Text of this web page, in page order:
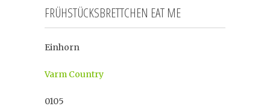
FRÜHSTÜCKSBRETTCHEN EAT ME
Einhorn
Varm Country
0105